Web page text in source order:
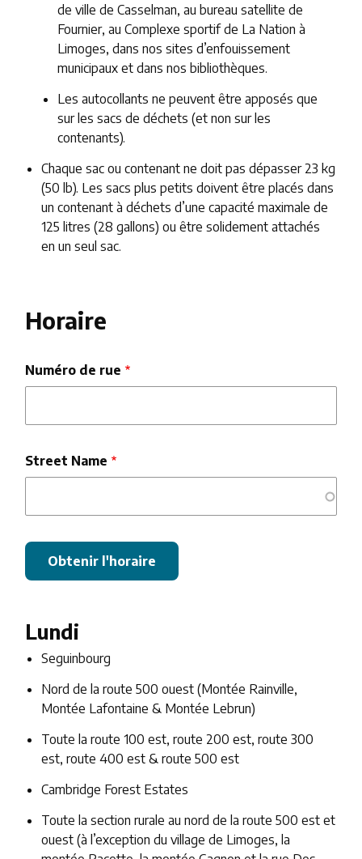
de ville de Casselman, au bureau satellite de
Fournier, au Complexe sportif de La Nation à
Limoges, dans nos sites d’enfouissement
municipaux et dans nos bibliothèques.
Les autocollants ne peuvent être apposés que
sur les sacs de déchets (et non sur les
contenants).
Chaque sac ou contenant ne doit pas dépasser 23 kg
(50 lb). Les sacs plus petits doivent être placés dans
un contenant à déchets d’une capacité maximale de
125 litres (28 gallons) ou être solidement attachés
en un seul sac.
Horaire
Numéro de rue
Street Name
Lundi
Seguinbourg
Nord de la route 500 ouest (Montée Rainville,
Montée Lafontaine & Montée Lebrun)
Toute la route 100 est, route 200 est, route 300
est, route 400 est & route 500 est
Cambridge Forest Estates
Toute la section rurale au nord de la route 500 est et
ouest (à l’exception du village de Limoges, la